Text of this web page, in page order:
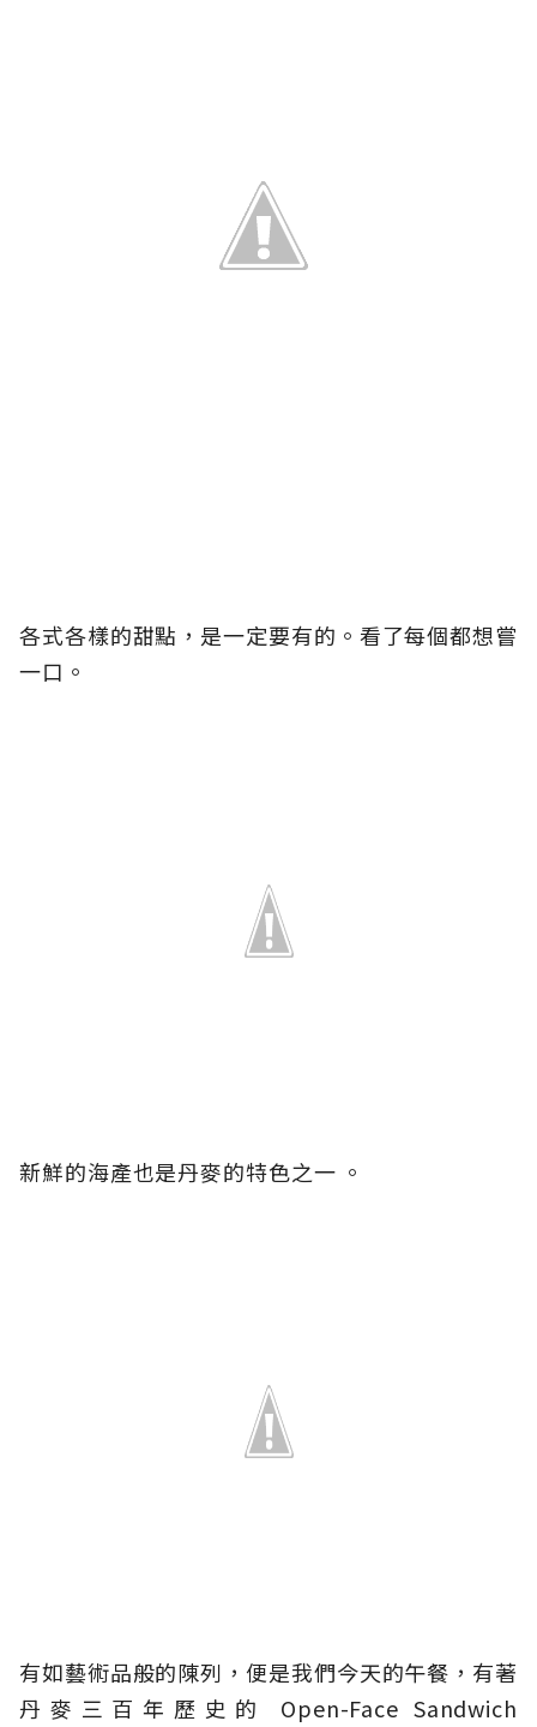
各式各樣的甜點，是一定要有的。看了每個都想嘗
一口。
新鮮的海產也是丹麥的特色之一 。
有如藝術品般的陳列，便是我們今天的午餐，有著
丹麥三百年歷史的 Open-Face Sandwich